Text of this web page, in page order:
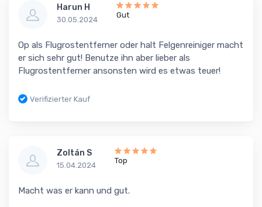
Harun H
30.05.2024
Gut
Op als Flugrostentferner oder halt Felgenreiniger macht
er sich sehr gut! Benutze ihn aber lieber als
Flugrostentferner ansonsten wird es etwas teuer!
Verifizierter Kauf
Zoltán S
15.04.2024
Top
Macht was er kann und gut.